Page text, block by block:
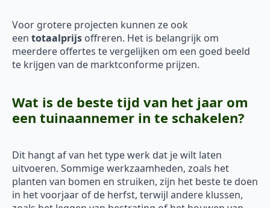
Voor grotere projecten kunnen ze ook
een totaalprijs offreren. Het is belangrijk om
meerdere offertes te vergelijken om een goed beeld
te krijgen van de marktconforme prijzen.
Wat is de beste tijd van het jaar om
een tuinaannemer in te schakelen?
Dit hangt af van het type werk dat je wilt laten
uitvoeren. Sommige werkzaamheden, zoals het
planten van bomen en struiken, zijn het beste te doen
in het voorjaar of de herfst, terwijl andere klussen,